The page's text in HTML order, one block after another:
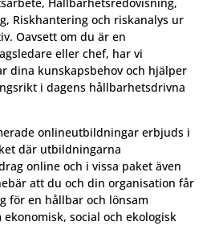
Riskhantering och riskanalys ur
Oavsett om du är en
eller chef, har vi
dina kunskapsbehov och hjälper
i dagens hållbarhetsdrivna
onlineutbildningar erbjuds i
där utbildningarna
online och i vissa paket även
att du och din organisation får
för en hållbar och lönsam
social och ekologisk